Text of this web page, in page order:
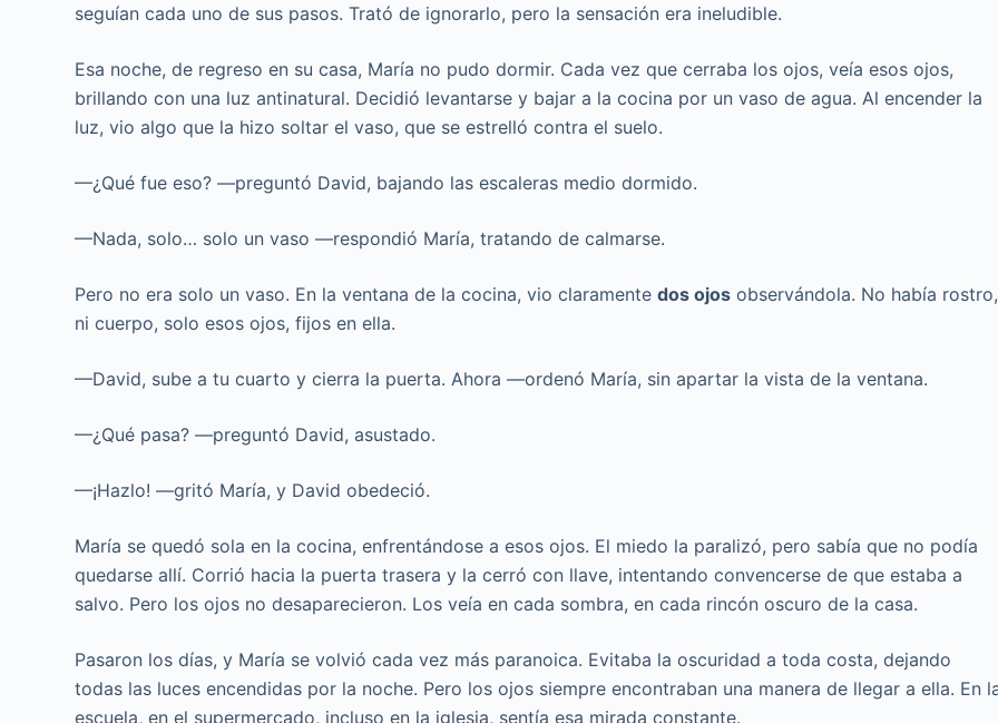
seguían cada uno de sus pasos. Trató de ignorarlo, pero la sensación era ineludible.
Esa noche, de regreso en su casa, María no pudo dormir. Cada vez que cerraba los ojos, veía esos ojos,
brillando con una luz antinatural. Decidió levantarse y bajar a la cocina por un vaso de agua. Al encender la
luz, vio algo que la hizo soltar el vaso, que se estrelló contra el suelo.
—¿Qué fue eso? —preguntó David, bajando las escaleras medio dormido.
—Nada, solo… solo un vaso —respondió María, tratando de calmarse.
Pero no era solo un vaso. En la ventana de la cocina, vio claramentedos ojos observándola. No había rostro,
ni cuerpo, solo esos ojos, fijos en ella.
—David, sube a tu cuarto y cierra la puerta. Ahora —ordenó María, sin apartar la vista de la ventana.
—¿Qué pasa? —preguntó David, asustado.
—¡Hazlo! —gritó María, y David obedeció.
María se quedó sola en la cocina, enfrentándose a esos ojos. El miedo la paralizó, pero sabía que no podía
quedarse allí. Corrió hacia la puerta trasera y la cerró con llave, intentando convencerse de que estaba a
salvo. Pero los ojos no desaparecieron. Los veía en cada sombra, en cada rincón oscuro de la casa.
Pasaron los días, y María se volvió cada vez más paranoica. Evitaba la oscuridad a toda costa, dejando
todas las luces encendidas por la noche. Pero los ojos siempre encontraban una manera de llegar a ella. En
escuela, en el supermercado, incluso en la iglesia, sentía esa mirada constante.